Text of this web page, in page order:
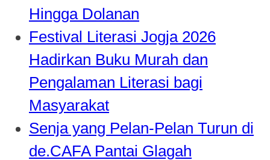
Hingga Dolanan
Festival Literasi Jogja 2026
Hadirkan Buku Murah dan
Pengalaman Literasi bagi
Masyarakat
Senja yang Pelan-Pelan Turun di
de.CAFA Pantai Glagah